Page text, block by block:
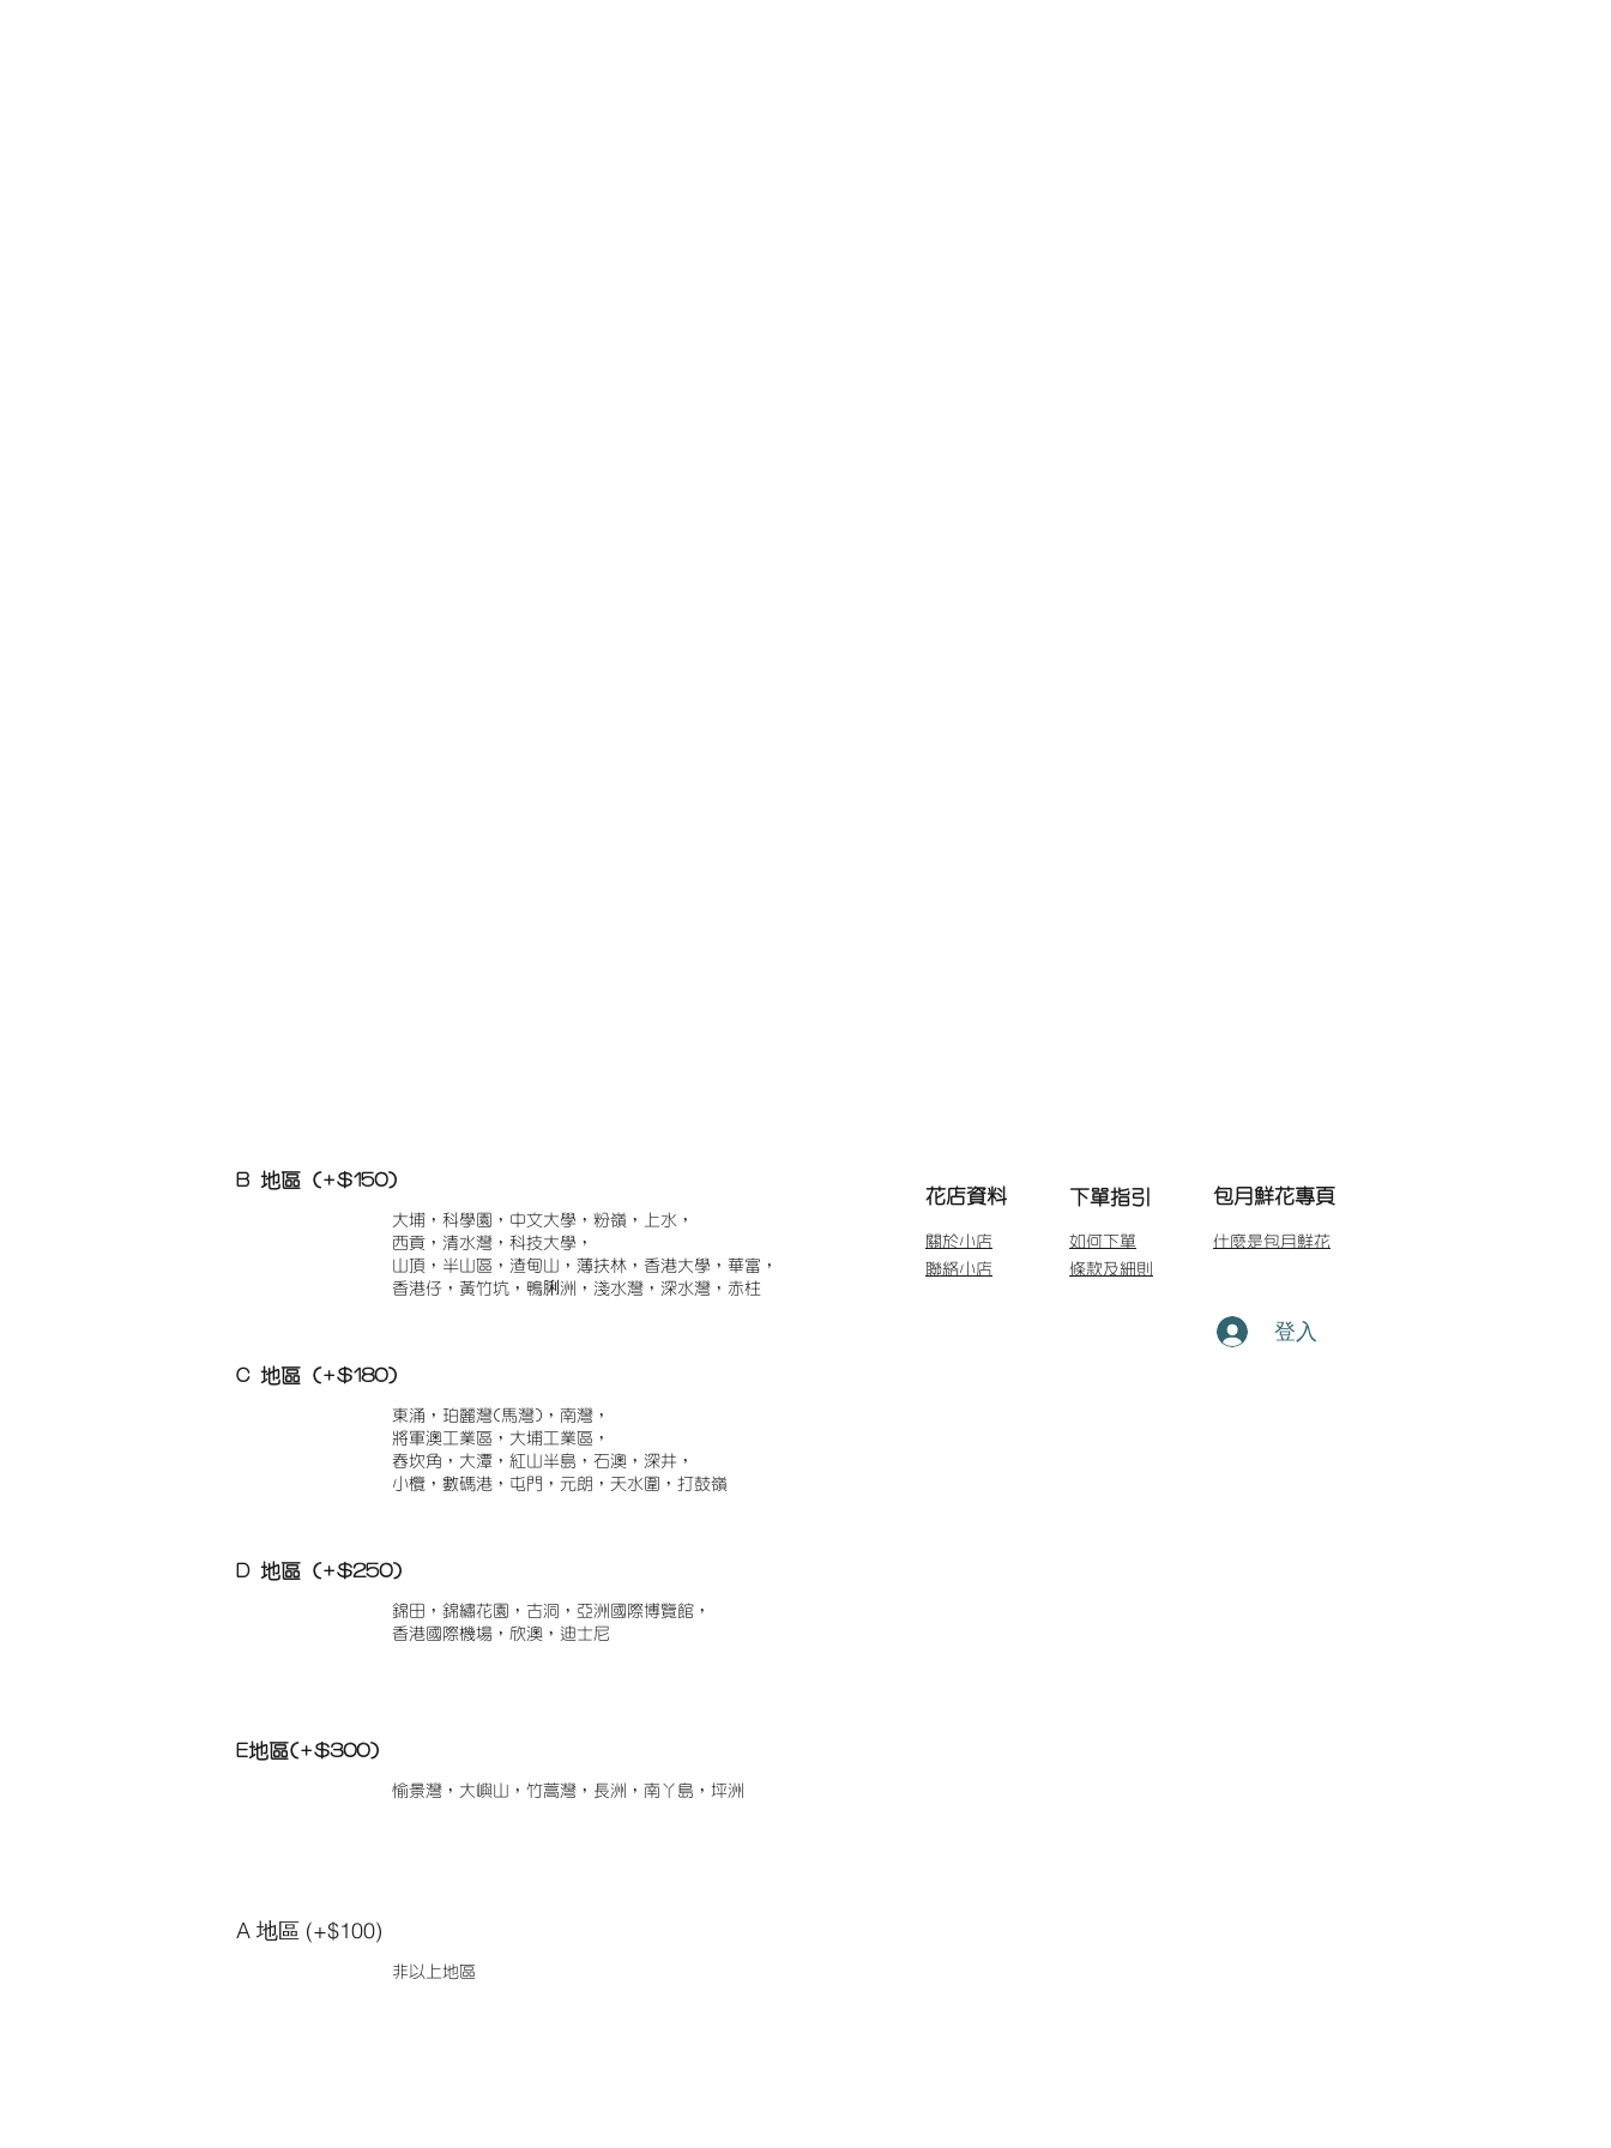
B 地區 (+$150)
大埔，科學園，中文大學，粉嶺，上水，
西貢，清水灣，科技大學，
山頂，半山區，渣甸山，薄扶林，香港大學，華富，
香港仔，黃竹坑，鴨脷洲，淺水灣，深水灣，赤柱
C 地區 (+$180)
東涌，珀麗灣(馬灣)，南灣，
將軍澳工業區，大埔工業區，
舂坎角，大潭，紅山半島，石澳，深井，
小欖，數碼港，屯門，元朗，天水圍，打鼓嶺
D 地區 (+$250)
錦田，錦繡花園，古洞，亞洲國際博覽館，
香港國際機場，欣澳，迪士尼
E地區(+$300)
愉景灣，大嶼山，竹蒿灣，長洲，南丫島，坪洲
A 地區 (+$100)
非以上地區
​花店資料 下單指引 包月鮮花專頁
關於小店
聯絡小店
如何下單
條款及細則
什麼是包月鮮花
登入